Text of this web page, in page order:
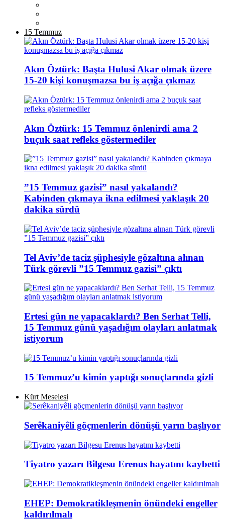
15 Temmuz
Akın Öztürk: Başta Hulusi Akar olmak üzere
15-20 kişi konuşmazsa bu iş açığa çıkmaz
Akın Öztürk: 15 Temmuz önlenirdi ama 2
buçuk saat refleks göstermediler
”15 Temmuz gazisi” nasıl yakalandı?
Kabinden çıkmaya ikna edilmesi yaklaşık 20
dakika sürdü
Tel Aviv’de taciz şüphesiyle gözaltına alınan
Türk görevli ”15 Temmuz gazisi” çıktı
Ertesi gün ne yapacaklardı? Ben Serhat Telli,
15 Temmuz günü yaşadığım olayları anlatmak
istiyorum
15 Temmuz’u kimin yaptığı sonuçlarında gizli
Kürt Meselesi
Serêkaniyêli göçmenlerin dönüşü yarın başlıyor
Tiyatro yazarı Bilgesu Erenus hayatını kaybetti
EHEP: Demokratikleşmenin önündeki engeller
kaldırılmalı